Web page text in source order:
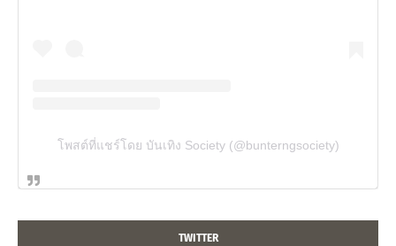
โพสต์ที่แชร์โดย บันเทิง Society (@bunterngsociety)
TWITTER